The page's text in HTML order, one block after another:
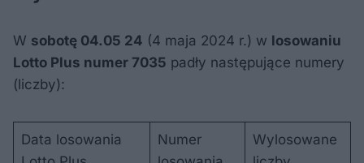
W sobotę 04.05 24 (4 maja 2024 r.) w losowaniu
Lotto Plus numer 7035 padły następujące numery
(liczby):
Data losowania
Numer
Wylosowane